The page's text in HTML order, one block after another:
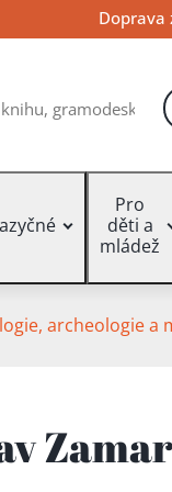
Doprava
Pro
děti a
mládež
archeologie a